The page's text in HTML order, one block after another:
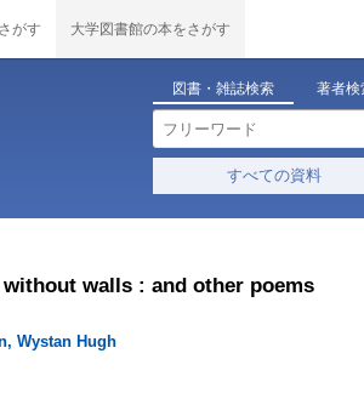
がす 大学図書館の本をさがす
図書・雑誌検索 著者検
すべての資料
walls : and other poems
Wystan Hugh